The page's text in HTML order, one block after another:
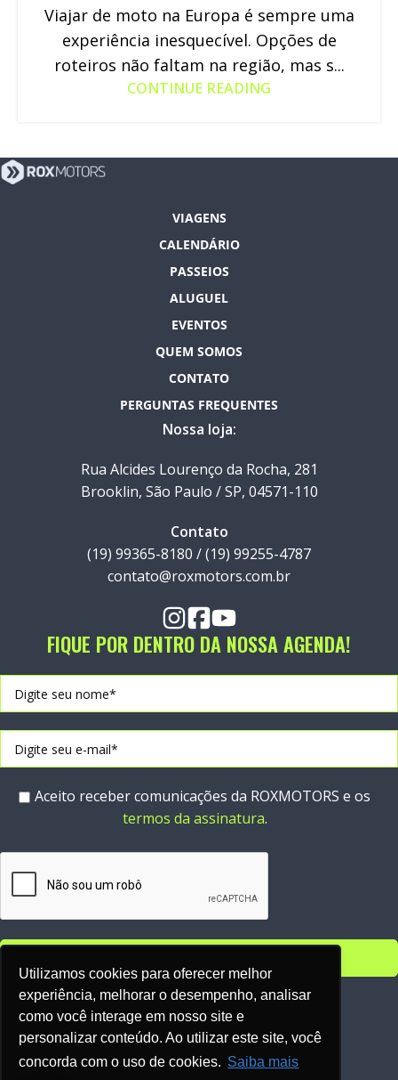
Utilizamos cookies para oferecer melhor
experiência, melhorar o desempenho, analisar
como você interage em nosso site e
personalizar conteúdo. Ao utilizar este site, você
concorda com o uso de cookies. Saiba mais
Viajar de moto na Europa é sempre uma
experiência inesquecível. Opções de
roteiros não faltam na região, mas s...
CONTINUE READING
VIAGENS
CALENDÁRIO
PASSEIOS
ALUGUEL
EVENTOS
QUEM SOMOS
CONTATO
PERGUNTAS FREQUENTES
Nossa loja:
Rua Alcides Lourenço da Rocha, 281
Brooklin, São Paulo / SP, 04571-110
Contato
(19) 99365-8180 / (19) 99255-4787
contato@roxmotors.com.br
FIQUE POR DENTRO DA NOSSA AGENDA!
Aceito receber comunicações da ROXMOTORS e os
termos da assinatura.
Parceiros: